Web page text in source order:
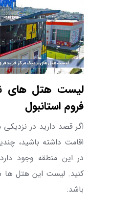
لیست هتل های
فروم استانبول
اگر قصد دارید در نزدیکی
اقامت داشته باشید،
در این منطقه وجود
کنید. لیست این هتل ها
باشد: